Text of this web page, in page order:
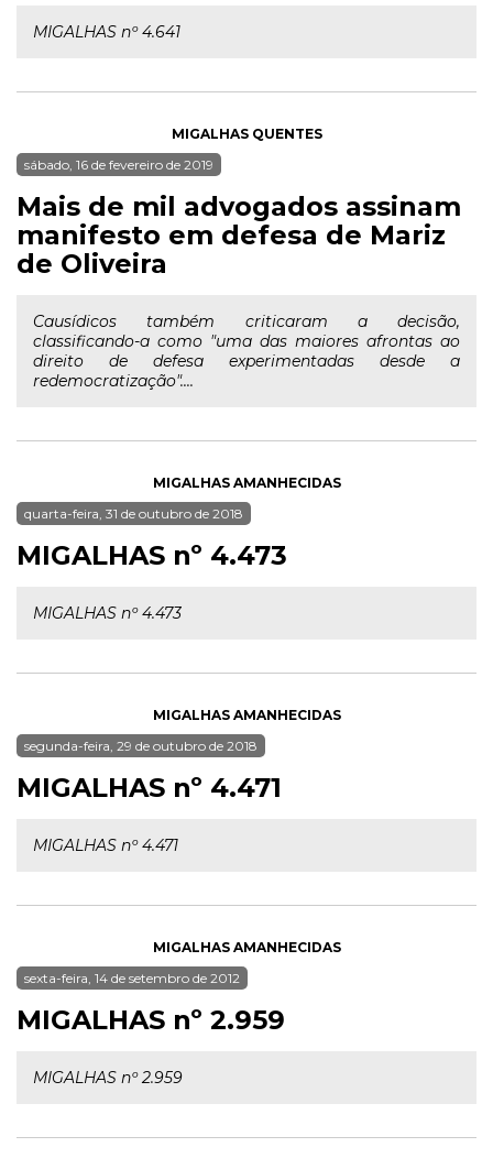
MIGALHAS nº 4.641
MIGALHAS QUENTES
sábado, 16 de fevereiro de 2019
Mais de mil advogados assinam
manifesto em defesa de Mariz
de Oliveira
Causídicos também criticaram a decisão,
classificando-a como "uma das maiores afrontas ao
direito de defesa experimentadas desde a
redemocratização"....
MIGALHAS AMANHECIDAS
quarta-feira, 31 de outubro de 2018
MIGALHAS nº 4.473
MIGALHAS nº 4.473
MIGALHAS AMANHECIDAS
segunda-feira, 29 de outubro de 2018
MIGALHAS nº 4.471
MIGALHAS nº 4.471
MIGALHAS AMANHECIDAS
sexta-feira, 14 de setembro de 2012
MIGALHAS nº 2.959
MIGALHAS nº 2.959